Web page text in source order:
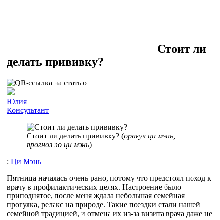
Стоит ли
делать прививку?
Юлия
Консультант
Стоит ли делать прививку? (оракул ци мэнь,
прогноз по ци мэнь)
: Ци Мэнь
Пятница началась очень рано, потому что предстоял поход к
врачу в профилактических целях. Настроение было
приподнятое, после меня ждала небольшая семейная
прогулка, релакс на природе. Такие поездки стали нашей
семейной традицией, и отмена их из-за визита врача даже не